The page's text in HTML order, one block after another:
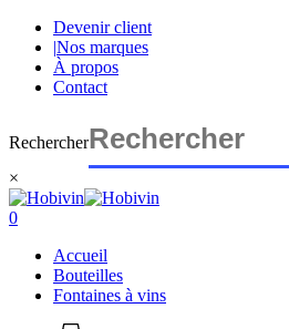
Skip
main
content
Devenir client
|Nos marques
À propos
Contact
Rechercher
×
Close
Search
search
account
0
Accueil
Bouteilles
Fontaines à vins